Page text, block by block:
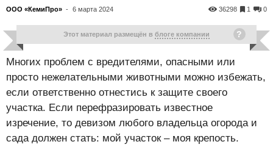
ООО «КемиПро» - 6 марта 2024 0
1
36298
Этот материал размещён в блоге компании
Многих проблем с вредителями, опасными или
просто нежелательными животными можно избежать,
если ответственно отнестись к защите своего
участка. Если перефразировать известное
изречение, то девизом любого владельца огорода и
сада должен стать: мой участок – моя крепость.